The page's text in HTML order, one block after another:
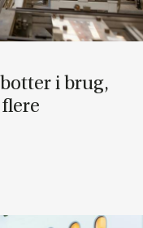
i brug,
ro­bot­ter i brug,